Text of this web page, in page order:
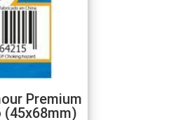
Premium
(45x68mm)